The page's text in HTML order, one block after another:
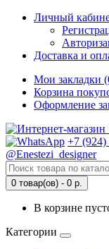
Личный
Доставка и
Мои закладки
Корзина
Оформление
+7 (924)
@Enestezi_designer
0 товар(ов) - 0 р.
В корзине
Категории